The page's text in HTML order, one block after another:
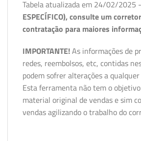
Tabela atualizada em 24/02/2025 -
ESPECÍFICO), consulte um
contratação para maiores
IMPORTANTE!As informações de
redes, reembolsos, etc, contidas
podem sofrer alterações a
Esta ferramenta não tem o
material original de vendas e sim
vendas agilizando o trabalho do